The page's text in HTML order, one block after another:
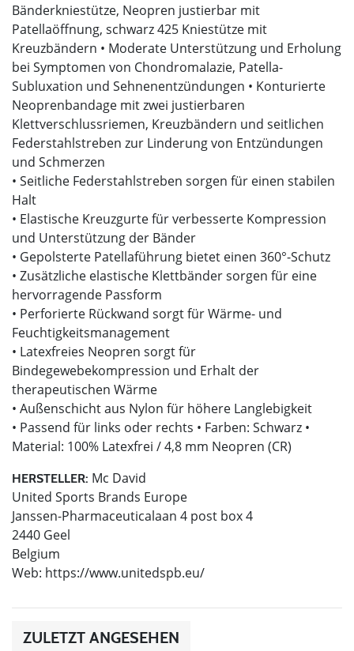
Bänderkniestütze, Neopren justierbar mit
Patellaöffnung, schwarz 425 Kniestütze mit
Kreuzbändern • Moderate Unterstützung und Erholung
bei Symptomen von Chondromalazie, Patella-
Subluxation und Sehnenentzündungen • Konturierte
Neoprenbandage mit zwei justierbaren
Klettverschlussriemen, Kreuzbändern und seitlichen
Federstahlstreben zur Linderung von Entzündungen
und Schmerzen
• Seitliche Federstahlstreben sorgen für einen stabilen
Halt
• Elastische Kreuzgurte für verbesserte Kompression
und Unterstützung der Bänder
• Gepolsterte Patellaführung bietet einen 360°-Schutz
• Zusätzliche elastische Klettbänder sorgen für eine
hervorragende Passform
• Perforierte Rückwand sorgt für Wärme- und
Feuchtigkeitsmanagement
• Latexfreies Neopren sorgt für
Bindegewebekompression und Erhalt der
therapeutischen Wärme
• Außenschicht aus Nylon für höhere Langlebigkeit
• Passend für links oder rechts • Farben: Schwarz •
Material: 100% Latexfrei / 4,8 mm Neopren (CR)
HERSTELLER: Mc David
United Sports Brands Europe
Janssen-Pharmaceuticalaan 4 post box 4
2440 Geel
Belgium
Web: https://www.unitedspb.eu/
ZULETZT ANGESEHEN